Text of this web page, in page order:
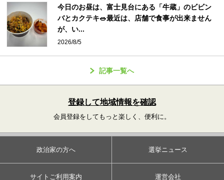
今日のお昼は、富士見台にある「牛蔵」のビビン
バとカクテキ🥗最近は、店舗で食事が出来ません
が、い...
2026/8/5
記事一覧へ
登録して地域情報を確認
会員登録をしてもっと楽しく、便利に。
政治家の方へ 選挙ニュース
サイトご利用案内 運営会社